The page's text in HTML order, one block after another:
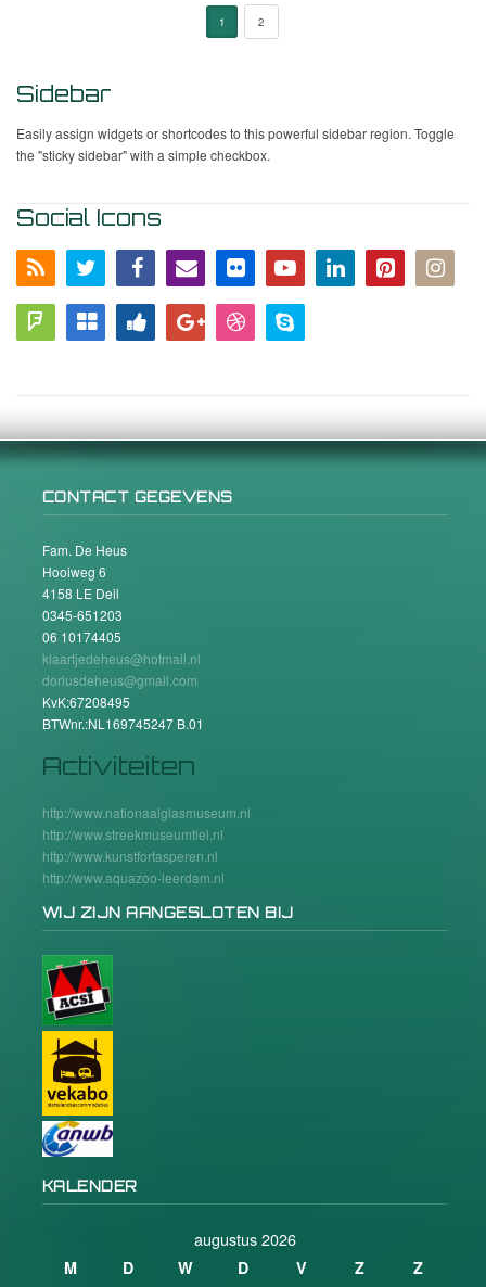
1 2
Sidebar
Easily assign widgets or shortcodes to this powerful sidebar region. Toggle
the "sticky sidebar" with a simple checkbox.
Social Icons
CONTACT GEGEVENS
Fam. De Heus
Hooiweg 6
4158 LE Deil
0345-651203
06 10174405
klaartjedeheus@hotmail.nl
doriusdeheus@gmail.com
KvK:67208495
BTWnr.:NL169745247 B.01
Activiteiten
http://www.nationaalglasmuseum.nl
http://www.streekmuseumtiel.nl
http://www.kunstfortasperen.nl
http://www.aquazoo-leerdam.nl
WIJ ZIJN AANGESLOTEN BIJ
KALENDER
augustus 2026
M D W D V Z Z